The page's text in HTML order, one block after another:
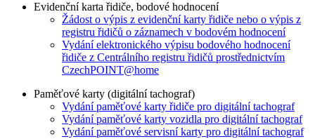
Evidenční karta řidiče, bodové hodnocení
Žádost o výpis z evidenční karty řidiče nebo o výpis z
registru řidičů o záznamech v bodovém hodnocení
Vydání elektronického výpisu bodového hodnocení
řidiče z Centrálního registru řidičů prostřednictvím
CzechPOINT@home
Paměťové karty (digitální tachograf)
Vydání paměťové karty řidiče pro digitální tachograf
Vydání paměťové karty vozidla pro digitální tachograf
Vydání paměťové servisní karty pro digitální tachograf